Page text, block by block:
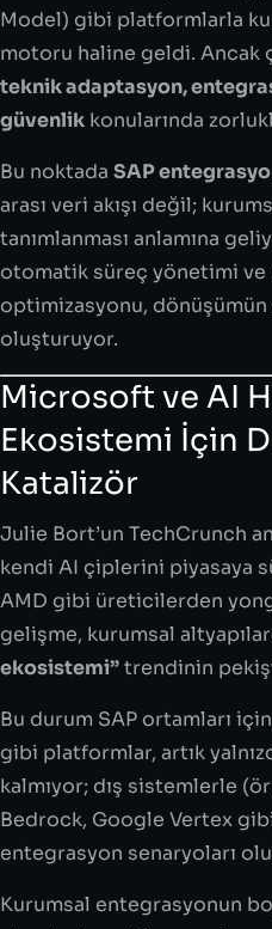
Model) gibi platformlarla
motoru haline geldi. Ancak
teknik adaptasyon,
güvenlik konularında
Bu noktada SAP
arası veri akışı değil;
tanımlanması anlamına
otomatik süreç yönetimi ve
optimizasyonu, dönüşümün
oluşturuyor.
Microsoft ve AI
Ekosistemi İçin
Katalizör
Julie Bort’un TechCrunch
kendi AI çiplerini piyasaya
AMD gibi üreticilerden
gelişme, kurumsal
ekosistemi”trendinin
Bu durum SAP ortamları
gibi platformlar, artık
kalmıyor; dış sistemlerle
Bedrock, Google Vertex
entegrasyon senaryoları
Kurumsal entegrasyonun